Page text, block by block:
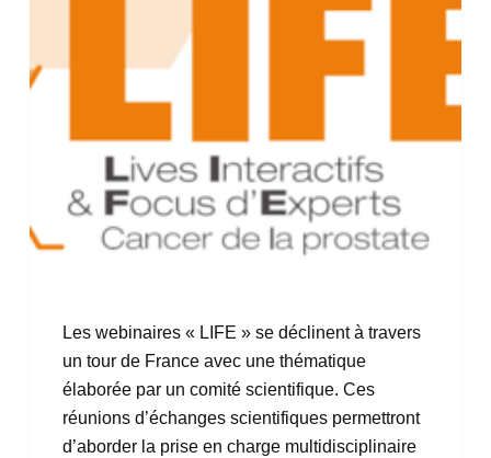
Les webinaires « LIFE » se déclinent à travers
un tour de France avec une thématique
élaborée par un comité scientifique. Ces
réunions d’échanges scientifiques permettront
d’aborder la prise en charge multidisciplinaire